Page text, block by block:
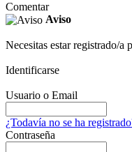
Comentar
Aviso
Necesitas estar registrado/a
Identificarse
Usuario o Email
¿Todavía no se ha
Contraseña